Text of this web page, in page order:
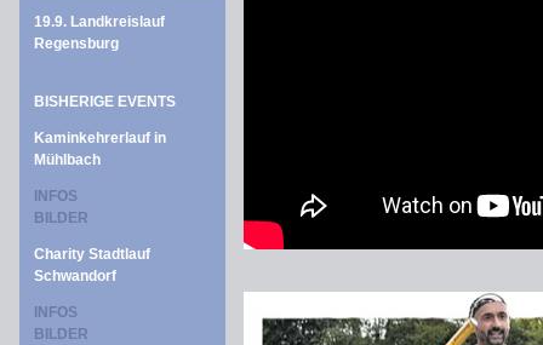
19.9. Landkreislauf
Regensburg
BISHERIGE EVENTS
Kaminkehrerlauf in
Mühlbach
INFOS
BILDER
Charity Stadtlauf
Schwandorf
INFOS
BILDER